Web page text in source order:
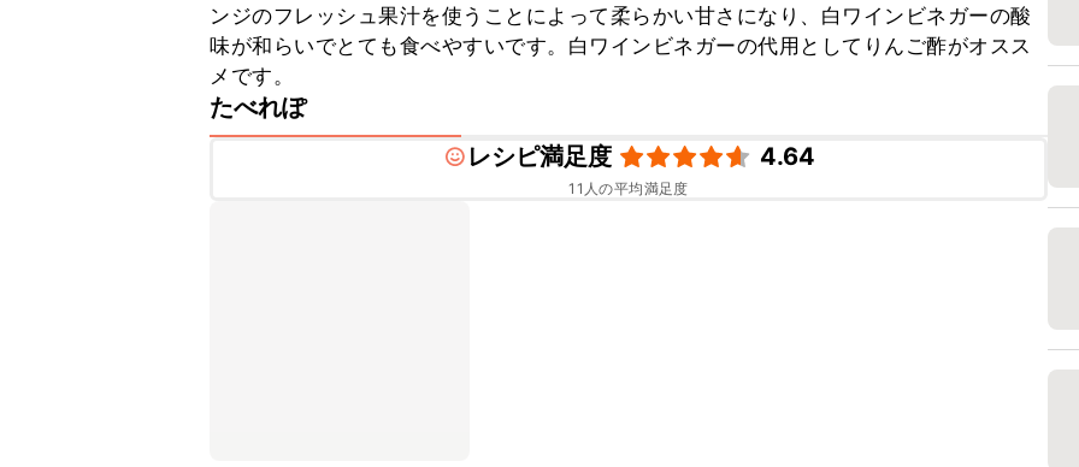
ンジのフレッシュ果汁を使うことによって柔らかい甘さになり、白ワインビネガーの酸
味が和らいでとても食べやすいです。白ワインビネガーの代用としてりんご酢がオスス
メです。
たべれぽ
レシピ満足度
4.64
11 人の平均満足度